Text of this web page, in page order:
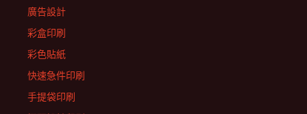
廣告設計
彩盒印刷
彩色貼紙
快速急件印刷
手提袋印刷